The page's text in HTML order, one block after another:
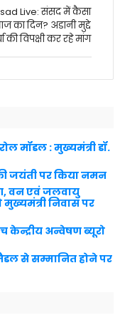
Live: संसद में कैसा
का दिन? अडानी मुद्दे
की विपक्षी कर रहे मांग
मॉडल : मुख्यमंत्री डॉ.
जयंती पर किया नमन
वन एवं जलवायु
मुख्यमंत्री निवास पर
केन्द्रीय अन्वेषण ब्यूरो
मैडल से सम्मानित होने पर